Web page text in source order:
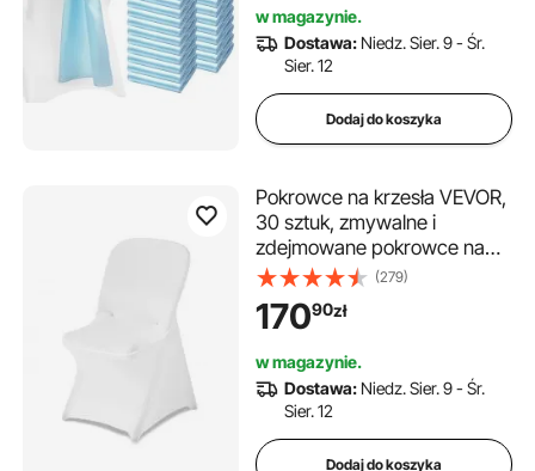
pokrowce na krzesła
bankietowe, kokardy na
krzesła, niebieskie
w magazynie.
Dostawa: Niedz. Sier. 9 - Śr.
Sier. 12
Dodaj do koszyka
Pokrowce na krzesła VEVOR,
30 sztuk, zmywalne i
zdejmowane pokrowce na
krzesła z poliestru i spandexu
na wesela, bankiety w
jadalniach i restauracjach,
x 86 cm), białe
(279)
17090zł
w magazynie.
Dostawa: Niedz. Sier. 9 - Śr.
Sier. 12
Dodaj do koszyka